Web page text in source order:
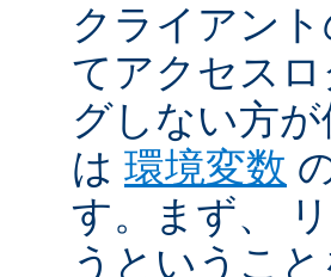
クライアン
てアクセス
グしない方
は 環境変数
す。まず、
うというこ